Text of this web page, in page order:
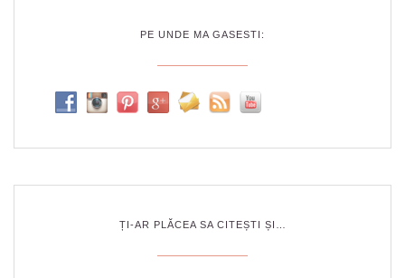
PE UNDE MA GASESTI:
ȚI-AR PLĂCEA SA CITEȘTI ȘI…